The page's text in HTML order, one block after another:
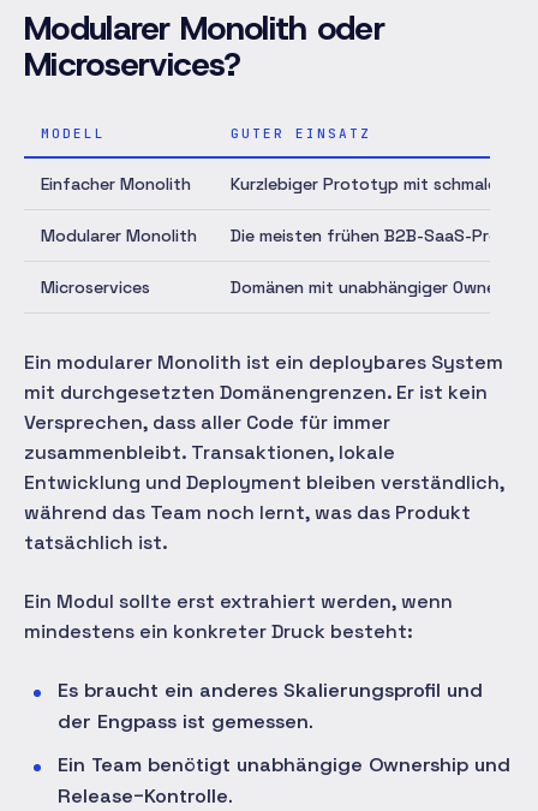
Modularer Monolith oder
Microservices?
MODELL GUTER EINSATZ
Einfacher Monolith Kurzlebiger Prototyp mit schmaler
Modularer Monolith Die meisten frühen B2B-SaaS-
Microservices Domänen mit unabhängiger
Ein modularer Monolith ist ein deploybares System
mit durchgesetzten Domänengrenzen. Er ist kein
Versprechen, dass aller Code für immer
zusammenbleibt. Transaktionen, lokale
Entwicklung und Deployment bleiben verständlich,
während das Team noch lernt, was das Produkt
tatsächlich ist.
Ein Modul sollte erst extrahiert werden, wenn
mindestens ein konkreter Druck besteht:
Es braucht ein anderes Skalierungsprofil und
der Engpass ist gemessen.
Ein Team benötigt unabhängige Ownership und
Release-Kontrolle.